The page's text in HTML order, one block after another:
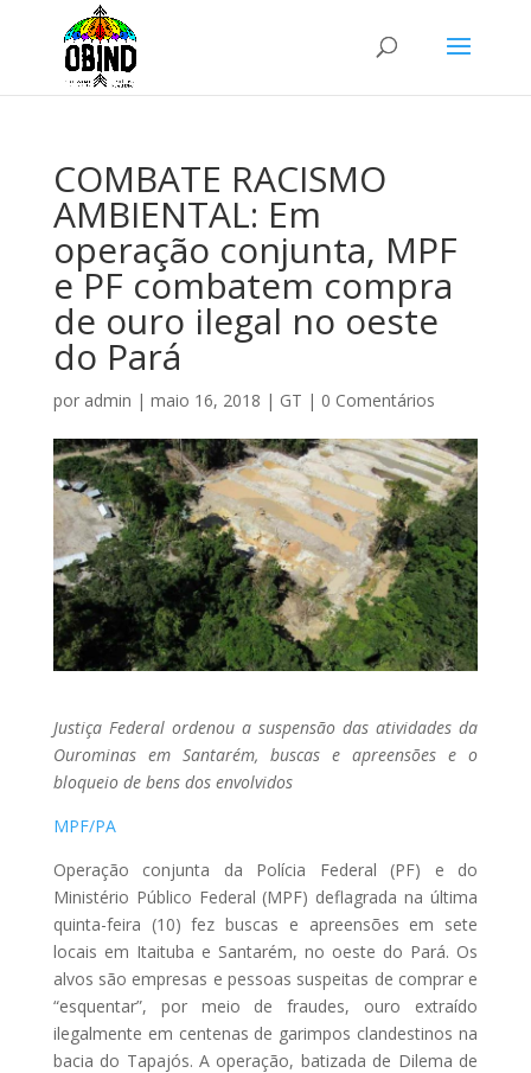
COMBATE RACISMO
AMBIENTAL: Em
operação conjunta, MPF
e PF combatem compra
de ouro ilegal no oeste
do Pará
por admin | maio 16, 2018 | GT | 0 Comentários
Justiça Federal ordenou a suspensão das atividades da
Ourominas em Santarém, buscas e apreensões e o
bloqueio de bens dos envolvidos
MPF/PA
Operação conjunta da Polícia Federal (PF) e do
Ministério Público Federal (MPF) deflagrada na última
quinta-feira (10) fez buscas e apreensões em sete
locais em Itaituba e Santarém, no oeste do Pará. Os
alvos são empresas e pessoas suspeitas de comprar e
“esquentar”, por meio de fraudes, ouro extraído
ilegalmente em centenas de garimpos clandestinos na
bacia do Tapajós. A operação, batizada de Dilema de